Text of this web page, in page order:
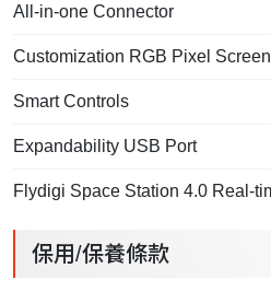
All-in-one Connector
Customization RGB Pixel Screen
Smart Controls
Expandability USB Port
Flydigi Space Station 4.0 Real-
保用/保養條款